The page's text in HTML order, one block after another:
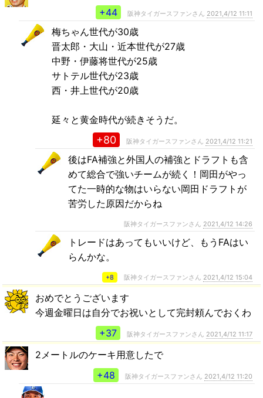
+44
阪神タイガースファンさん 2021,4/12 11:11
梅ちゃん世代が30歳
晋太郎・大山・近本世代が27歳
中野・伊藤将世代が25歳
サトテル世代が23歳
西・井上世代が20歳
延々と黄金時代が続きそうだ。
+80 阪神タイガースファンさん 2021,4/12 11:21
後はFA補強と外国人の補強とドラフトも含
めて総合で強いチームが続く！岡田がやっ
てた一時的な物はいらない岡田ドラフトが
苦労した原因だからね
阪神タイガースファンさん 2021,4/12 14:26
トレードはあってもいいけど、もうFAはい
らんかな。
+8 阪神タイガースファンさん 2021,4/12 15:04
おめでとうございます
今週金曜日は自分でお祝いとして完封頼んでおくわ
+37
阪神タイガースファンさん 2021,4/12 11:17
2メートルのケーキ用意したで
+48
阪神タイガースファンさん 2021,4/12 11:20